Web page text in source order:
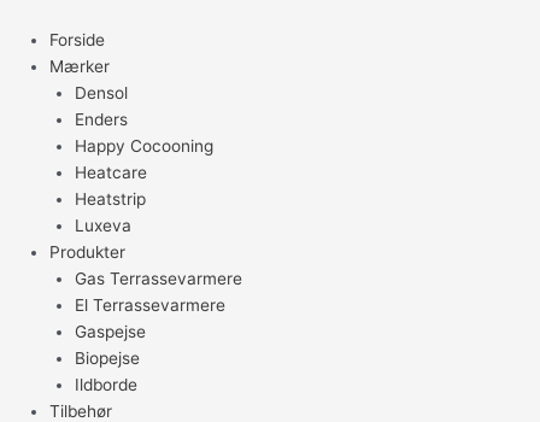
indholdet
Forside
Mærker
Densol
Enders
Happy Cocooning
Heatcare
Heatstrip
Luxeva
Produkter
Gas Terrassevarmere
El Terrassevarmere
Gaspejse
Biopejse
Ildborde
Tilbehør